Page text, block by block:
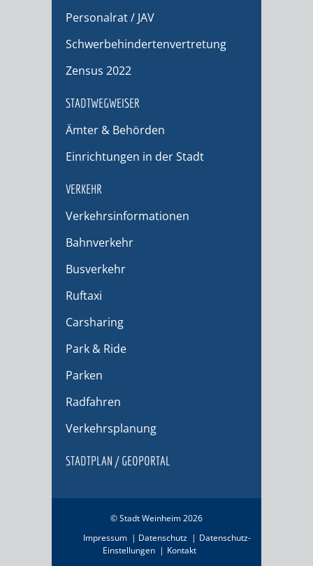
Personalrat / JAV
Schwerbehindertenvertretung
Zensus 2022
STADTWEGWEISER
Ämter & Behörden
Einrichtungen in der Stadt
VERKEHR
Verkehrsinformationen
Bahnverkehr
Busverkehr
Ruftaxi
Carsharing
Park & Ride
Parken
Radfahren
Verkehrsplanung
STADTPLAN / GEOPORTAL
© Stadt Weinheim 2026
Impressum
Datenschutz
Datenschutz-
Einstellungen
Kontakt